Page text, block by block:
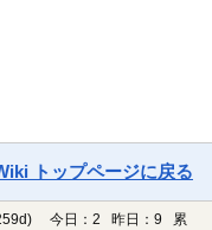
トップページに戻る
今日：2 昨日：9 累